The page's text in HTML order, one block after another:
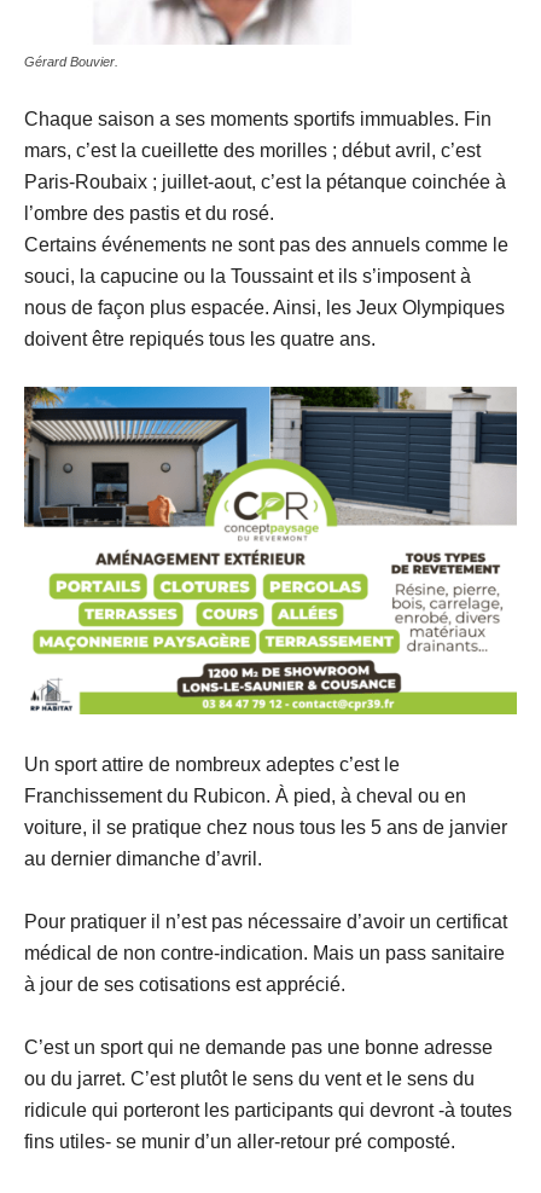
Gérard Bouvier.
Chaque saison a ses moments sportifs immuables. Fin
mars, c’est la cueillette des morilles ; début avril, c’est
Paris-Roubaix ; juillet-aout, c’est la pétanque coinchée à
l’ombre des pastis et du rosé.
Certains événements ne sont pas des annuels comme le
souci, la capucine ou la Toussaint et ils s’imposent à
nous de façon plus espacée. Ainsi, les Jeux Olympiques
doivent être repiqués tous les quatre ans.
Un sport attire de nombreux adeptes c’est le
Franchissement du Rubicon. À pied, à cheval ou en
voiture, il se pratique chez nous tous les 5 ans de janvier
au dernier dimanche d’avril.
Pour pratiquer il n’est pas nécessaire d’avoir un certificat
médical de non contre-indication. Mais un pass sanitaire
à jour de ses cotisations est apprécié.
C’est un sport qui ne demande pas une bonne adresse
ou du jarret. C’est plutôt le sens du vent et le sens du
ridicule qui porteront les participants qui devront -à toutes
fins utiles- se munir d’un aller-retour pré composté.